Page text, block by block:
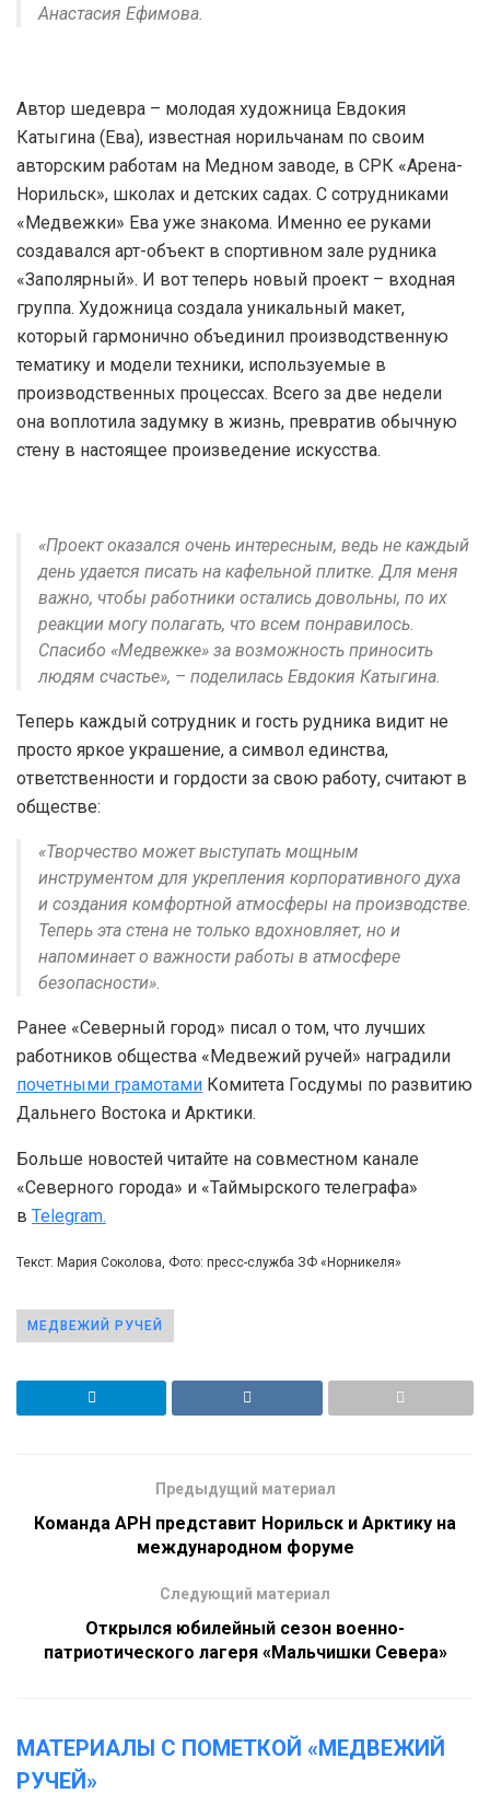
Анастасия Ефимова.
Автор шедевра – молодая художница Евдокия
Катыгина (Ева), известная норильчанам по своим
авторским работам на Медном заводе, в СРК «Арена-
Норильск», школах и детских садах. С сотрудниками
«Медвежки» Ева уже знакома. Именно ее руками
создавался арт-объект в спортивном зале рудника
«Заполярный». И вот теперь новый проект – входная
группа. Художница создала уникальный макет,
который гармонично объединил производственную
тематику и модели техники, используемые в
производственных процессах. Всего за две недели
она воплотила задумку в жизнь, превратив обычную
стену в настоящее произведение искусства.
«Проект оказался очень интересным, ведь не каждый
день удается писать на кафельной плитке. Для меня
важно, чтобы работники остались довольны, по их
реакции могу полагать, что всем понравилось.
Спасибо «Медвежке» за возможность приносить
людям счастье», – поделилась Евдокия Катыгина.
Теперь каждый сотрудник и гость рудника видит не
просто яркое украшение, а символ единства,
ответственности и гордости за свою работу, считают в
обществе:
«Творчество может выступать мощным
инструментом для укрепления корпоративного духа
и создания комфортной атмосферы на производстве.
Теперь эта стена не только вдохновляет, но и
напоминает о важности работы в атмосфере
безопасности».
Ранее «Северный город» писал о том, что лучших
работников общества «Медвежий ручей» наградили
почетными грамотами Комитета Госдумы по развитию
Дальнего Востока и Арктики.
Больше новостей читайте на совместном канале
«Северного города» и «Таймырского телеграфа»
в Telegram.
Текст: Мария Соколова, Фото: пресс-служба ЗФ «Норникеля»
МЕДВЕЖИЙ РУЧЕЙ
Предыдущий материал
Команда АРН представит Норильск и Арктику на
международном форуме
Следующий материал
Открылся юбилейный сезон военно-
патриотического лагеря «Мальчишки Севера»
МАТЕРИАЛЫ С ПОМЕТКОЙ «МЕДВЕЖИЙ
РУЧЕЙ»